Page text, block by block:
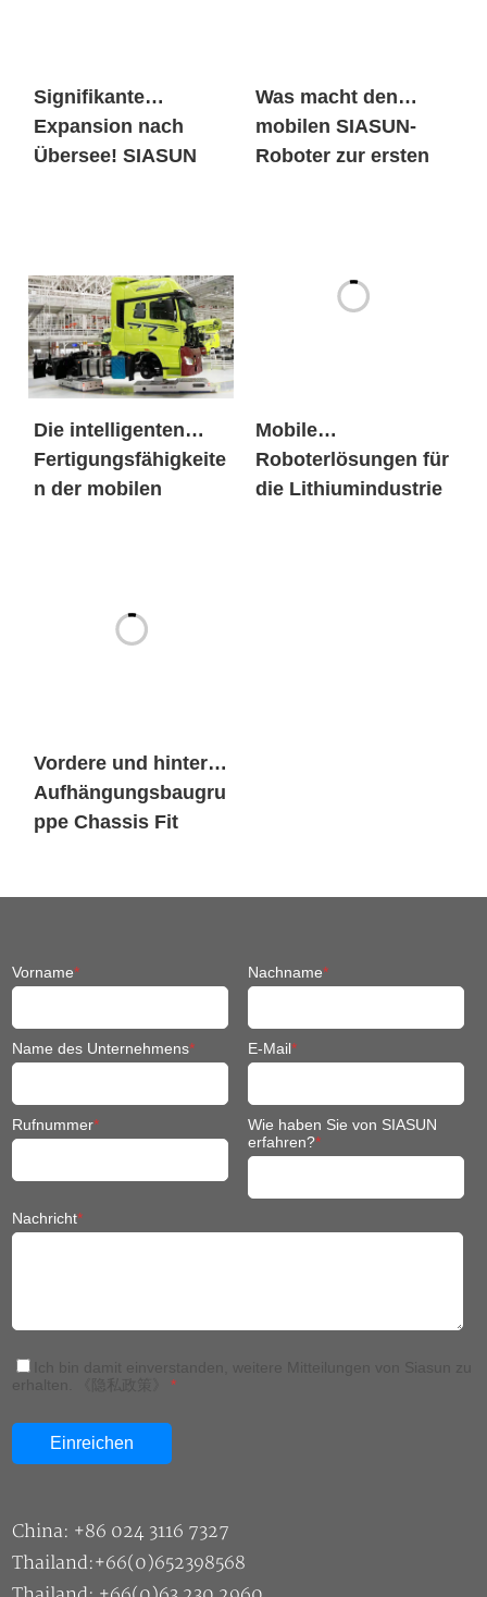
Signifikante
Expansion nach
Übersee! SIASUN
für neue Energien in
großen Mengen
Was macht den
mobilen SIASUN-
Roboter zur ersten
jahrhundertealte
Die intelligenten
Fertigungsfähigkeite
n der mobilen
Mobile
Roboterlösungen für
die Lithiumindustrie
Vordere und hintere
Aufhängungsbaugru
ppe Chassis Fit
Vorname* Nachname*
Name des Unternehmens* E-Mail*
Rufnummer*
Wie haben Sie von SIASUN
erfahren?*
Nachricht*
*
China: +86 024 3116 7327
Thailand:+66(0)652398568